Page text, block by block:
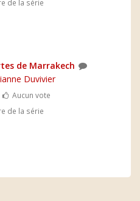
de la série
de Marrakech
Duvivier
Aucun vote
de la série